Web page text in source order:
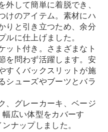
外して簡単に着脱でき、
けのアイテム。素材にハ
りと引き立つため、余分
ルに仕上げました。
ット付き。さまざまなト
を問わず活躍します。安
すくバックスリットが施
シューズやブーツとバラ
、グレーカーキ、ベージ
広い体型をカバーす
ナップしました。